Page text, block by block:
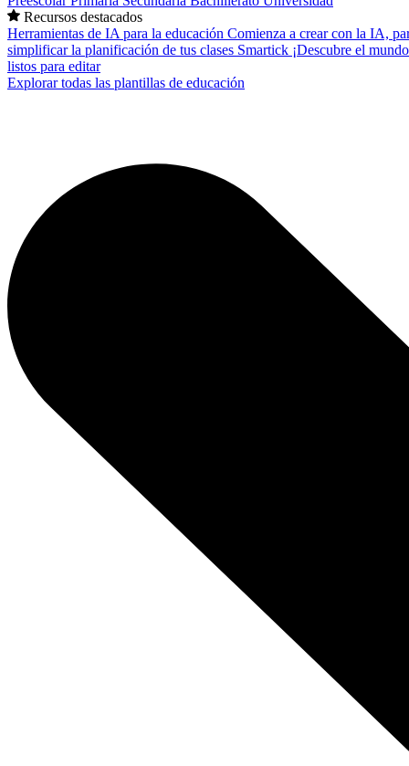
Recursos destacados
Herramientas de IA para la educación Comienza a crear con la IA,
simplificar la planificación de tus clases Smartick ¡Descubre el
listos para editar
Explorar todas las plantillas de educación